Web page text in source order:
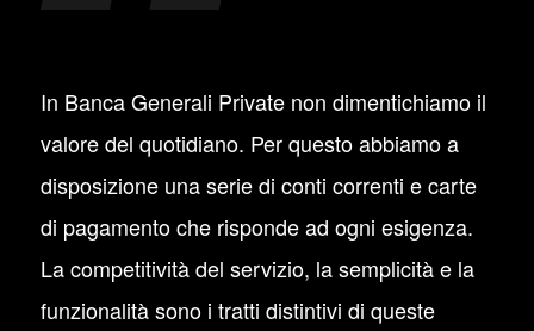
In Banca Generali Private non dimentichiamo il
valore del quotidiano. Per questo abbiamo a
disposizione una serie di conti correnti e carte
di pagamento che risponde ad ogni esigenza.
La competitività del servizio, la semplicità e la
funzionalità sono i tratti distintivi di queste